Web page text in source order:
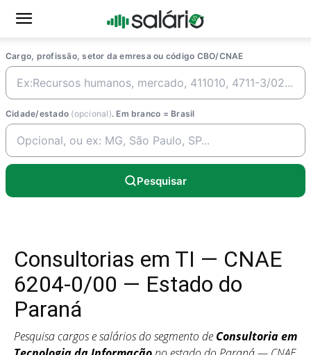
Cargo, profissão, setor da emresa ou código CBO/CNAE
Cidade/estado (opcional). Em branco = Brasil
Pesquisar
Consultorias em TI — CNAE
6204-0/00 — Estado do
Paraná
Pesquisa cargos e salários do segmento de Consultoria em